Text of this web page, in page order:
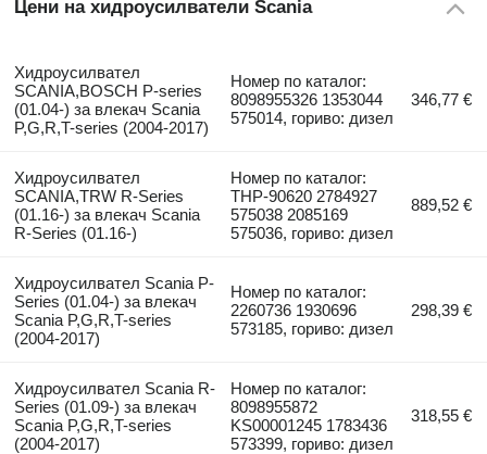
Цени на хидроусилватели Scania
Хидроусилвател
SCANIA,BOSCH P-series
(01.04-) за влекач Scania
P,G,R,T-series (2004-2017)
Номер по каталог:
8098955326 1353044
575014, гориво: дизел
346,77 €
Хидроусилвател
SCANIA,TRW R-Series
(01.16-) за влекач Scania
R-Series (01.16-)
Номер по каталог:
THP-90620 2784927
575038 2085169
575036, гориво: дизел
889,52 €
Хидроусилвател Scania P-
Series (01.04-) за влекач
Scania P,G,R,T-series
(2004-2017)
Номер по каталог:
2260736 1930696
573185, гориво: дизел
298,39 €
Хидроусилвател Scania R-
Series (01.09-) за влекач
Scania P,G,R,T-series
(2004-2017)
Номер по каталог:
8098955872
KS00001245 1783436
573399, гориво: дизел
318,55 €